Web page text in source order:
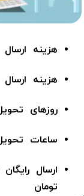
هزینه ارسال در
هزینه
روزهای تحویل
ساعات تحویل
تومان​​​​​​​